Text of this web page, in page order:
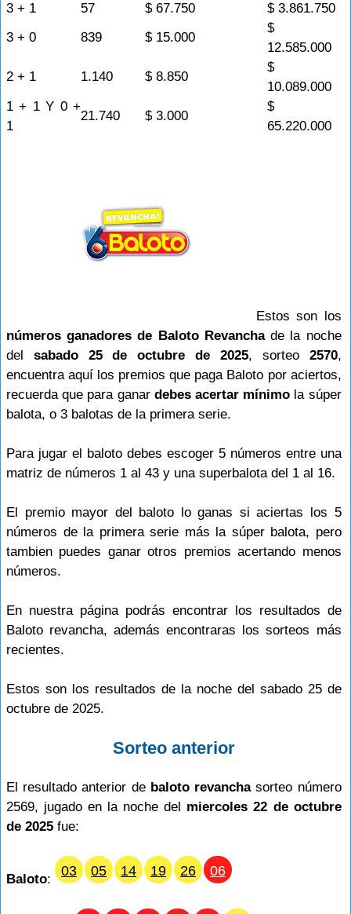
3 + 1
57 $ 67.750
$ 3.861.750
3 + 0
839 $ 15.000
$
12.585.000
2 + 1
1.140 $ 8.850
$
10.089.000
1 + 1 Y 0 +
1
21.740 $ 3.000
$
65.220.000
Estos son los
números ganadores de Baloto Revanchade la noche
del sabado 25 de octubre de 2025, sorteo 2570,
encuentra aquí los premios que paga Baloto por aciertos,
recuerda que para ganar debes acertar mínimo la súper
balota, o 3 balotas de la primera serie.
Para jugar el baloto debes escoger 5 números entre una
matriz de números 1 al 43 y una superbalota del 1 al 16.
El premio mayor del baloto lo ganas si aciertas los 5
números de la primera serie más la súper balota, pero
tambien puedes ganar otros premios acertando menos
números.
En nuestra página podrás encontrar los resultados de
Baloto revancha, además encontraras los sorteos más
recientes.
Estos son los resultados de la noche del sabado 25 de
octubre de 2025.
Sorteo anterior
El resultado anterior de baloto revanchasorteo número
2569, jugado en la noche del miercoles 22 de octubre
de 2025 fue:
Baloto:
03 05 14 19 26 06